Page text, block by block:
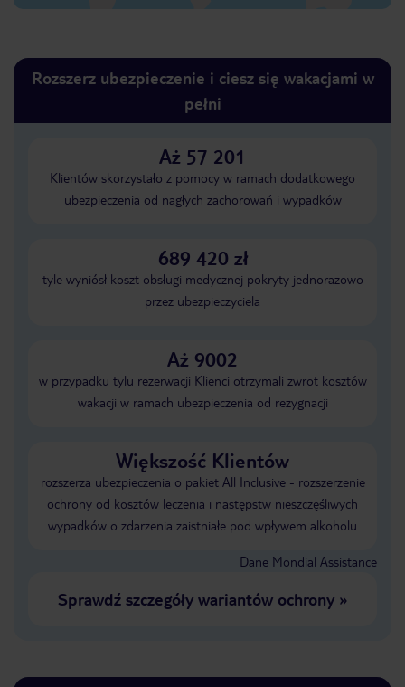
Rozszerz ubezpieczenie i ciesz się wakacjami w
pełni
Aż 57 201
Klientów skorzystało z pomocy w ramach dodatkowego
ubezpieczenia od nagłych zachorowań i wypadków
689 420 zł
tyle wyniósł koszt obsługi medycznej pokryty jednorazowo
przez ubezpieczyciela
Aż 9002
w przypadku tylu rezerwacji Klienci otrzymali zwrot kosztów
wakacji w ramach ubezpieczenia od rezygnacji
Większość Klientów
rozszerza ubezpieczenia o pakiet All Inclusive - rozszerzenie
ochrony od kosztów leczenia i następstw nieszczęśliwych
wypadków o zdarzenia zaistniałe pod wpływem alkoholu
Dane Mondial Assistance
Sprawdź szczegóły wariantów ochrony»